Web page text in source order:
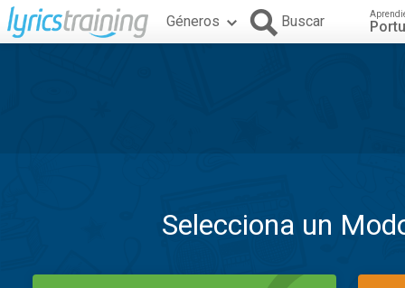
Géneros Buscar
Selecciona un